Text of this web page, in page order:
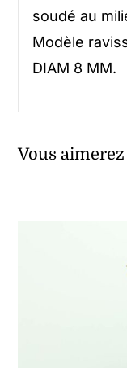
soudé au
Modèle
DIAM 8 MM.
Vous